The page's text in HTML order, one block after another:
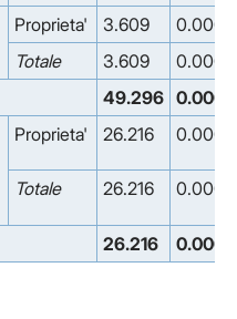
Proprieta' 3.609
0.000
Totale
3.609
0.000
49.296 0.000
Proprieta' 26.216 0.000
Totale 26.216 0.000
26.216 0.000